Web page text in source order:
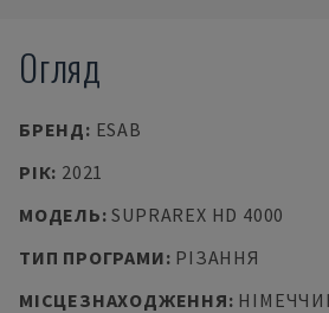
Огляд
БРЕНД: ESAB
РІК: 2021
МОДЕЛЬ:SUPRAREX HD 4000
ТИП ПРОГРАМИ: РІЗАННЯ
МІСЦЕЗНАХОДЖЕННЯ: